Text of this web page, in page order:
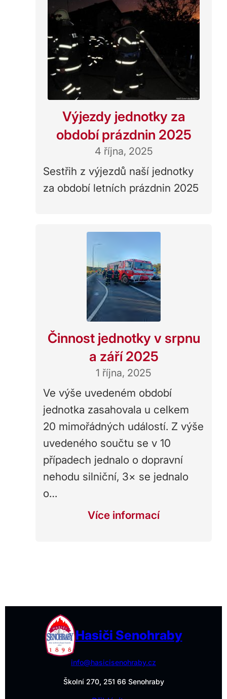
Výjezdy jednotky za
období prázdnin 2025
4 října, 2025
Sestřih z výjezdů naší jednotky
za období letních prázdnin 2025
Činnost jednotky v srpnu
a září 2025
1 října, 2025
Ve výše uvedeném období
jednotka zasahovala u celkem
20 mimořádných událostí. Z výše
uvedeného součtu se v 10
případech jednalo o dopravní
nehodu silniční, 3× se jednalo
o…
Více informací
Hasiči Senohraby
info@hasicisenohraby.cz
Školní 270, 251 66 Senohraby